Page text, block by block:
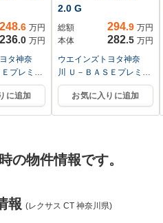
248.6 万円
236.0 万円
タ神奈
プレミア
に追加
2.0 G
総額 294.9 万円
本体
282.5 万円
ウエインズトヨタ神奈
川 Ｕ－ＢＡＳＥプレミア
ム平塚
お気に入りに追加
の物件情報です。
報 (レクサス CT 神奈川県)